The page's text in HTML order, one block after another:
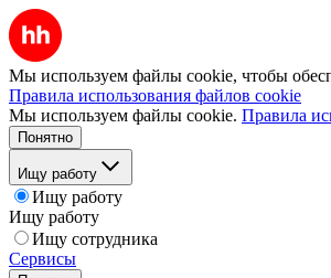
Мы используем файлы cookie, чтобы
Правила использования файлов cookie
Мы используем файлы cookie. Правила
Понятно
Ищу работу
Ищу работу
Ищу работу
Ищу сотрудника
Сервисы